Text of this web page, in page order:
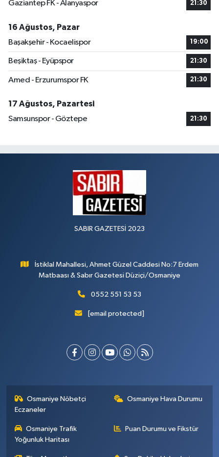
Gaziantep FK - Alanyaspor 21:30
16 Ağustos, Pazar
Başakşehir - Kocaelispor
19:00
Beşiktaş - Eyüpspor 21:30
Amed - Erzurumspor FK 21:30
17 Ağustos, Pazartesi
Samsunspor - Göztepe
21:30
SABIR GAZETESİ 2023
İstiklal Mahallesi, Ahmet Güzel Caddesi No:7 Erdem
Matbaası & Sabır Gazetesi Düziçi/Osmaniye
0552 551 53 53
[email protected]
Osmaniye Nöbetçi
Eczaneler
Osmaniye Hava Durumu
Osmaniye Trafik
Yoğunluk Haritası
Puan Durumu ve Fikstür